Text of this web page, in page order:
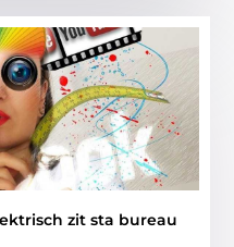
zit sta bureau